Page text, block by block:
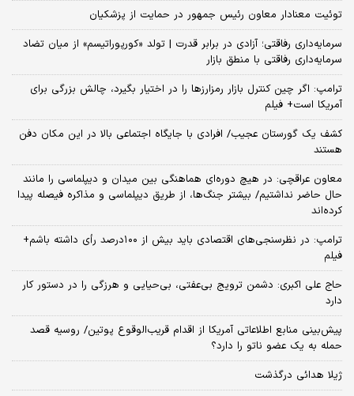
توئیت معنادار معاون رئیس جمهور در حمایت از پزشکیان
سرمایه‌داری رفاقتی؛ آزادی در برابر قدرت | تولد «کورپوراتیسم» از میان تضاد
سرمایه‌داری رفاقتی با منطق بازار
ترامپ: اگر چین کنترل بازار رمزارزها را در اختیار بگیرد، چالش بزرگی برای
آمریکا است+ فیلم
کشف یک گورستان عجیب/ افرادی با جایگاه اجتماعی بالا در این مکان دفن
هستند
معاون عراقچی: در هیچ دوره‌ای هماهنگی بین میدان و دیپلماسی را مانند
حال حاضر نداشتیم/ بیشتر جنگ‌ها، از طریق دیپلماسی و مذاکره فیصله پیدا
کرده‌اند
ترامپ: در نظرسنجی‌های اقتصادی باید بیش از ۱۰۰درصد رأی داشته باشم+
فیلم
حاج علی اکبری: دشمن ترویج بی‌عفتی، بی‌حیایی و هرزگی را در دستور کار
دارد
پیش‌بینی منابع اطلاعاتی آمریکا از اقدام قریب‌الوقوع پوتین/ روسیه قصد
حمله به یک عضو ناتو را دارد؟
ژیلا هدائی درگذشت